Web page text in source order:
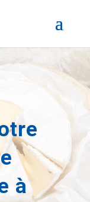
à